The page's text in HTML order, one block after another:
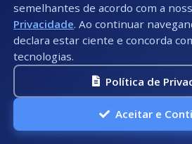
Anexo(s):
Portaria 363/2026
Data:
27/07/2026
SEMUS -
semelhantes de acordo com a
Privacidade. Ao continuar
declara estar ciente e concorda
tecnologias.
Política de
Aceitar e